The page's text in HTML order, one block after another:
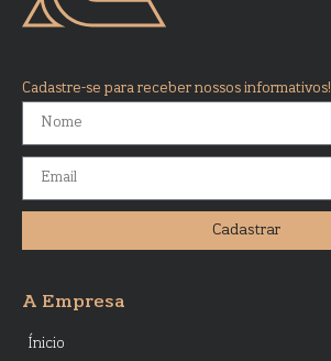
Cadastre-se para receber nossos informativos!
Cadastrar
A Empresa
Ínicio